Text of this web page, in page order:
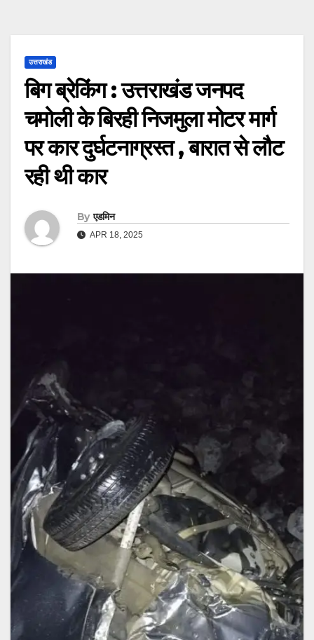
उत्तराखंड
बिग ब्रेकिंग : उत्तराखंड जनपद
चमोली के बिरही निजमुला मोटर मार्ग
पर कार दुर्घटनाग्रस्त , बारात से लौट
रही थी कार
By एडमिन
APR 18, 2025